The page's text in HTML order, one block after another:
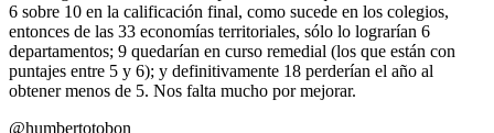
6 sobre 10 en la calificación final, como sucede en los colegios,
entonces de las 33 economías territoriales, sólo lo lograrían 6
departamentos; 9 quedarían en curso remedial (los que están con
puntajes entre 5 y 6); y definitivamente 18 perderían el año al
obtener menos de 5. Nos falta mucho por mejorar.
@humbertotobon